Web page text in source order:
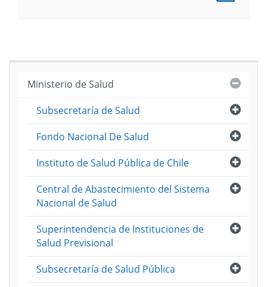
Ministerio de Salud
Abrir
Subsecretaría de Salud
Abrir
Fondo Nacional De Salud
Abrir
Instituto de Salud Pública de Chile
Abrir
Central de Abastecimiento del Sistema
Nacional de Salud
Abrir
Superintendencia de Instituciones de
Salud Previsional
Abrir
Subsecretaría de Salud Pública